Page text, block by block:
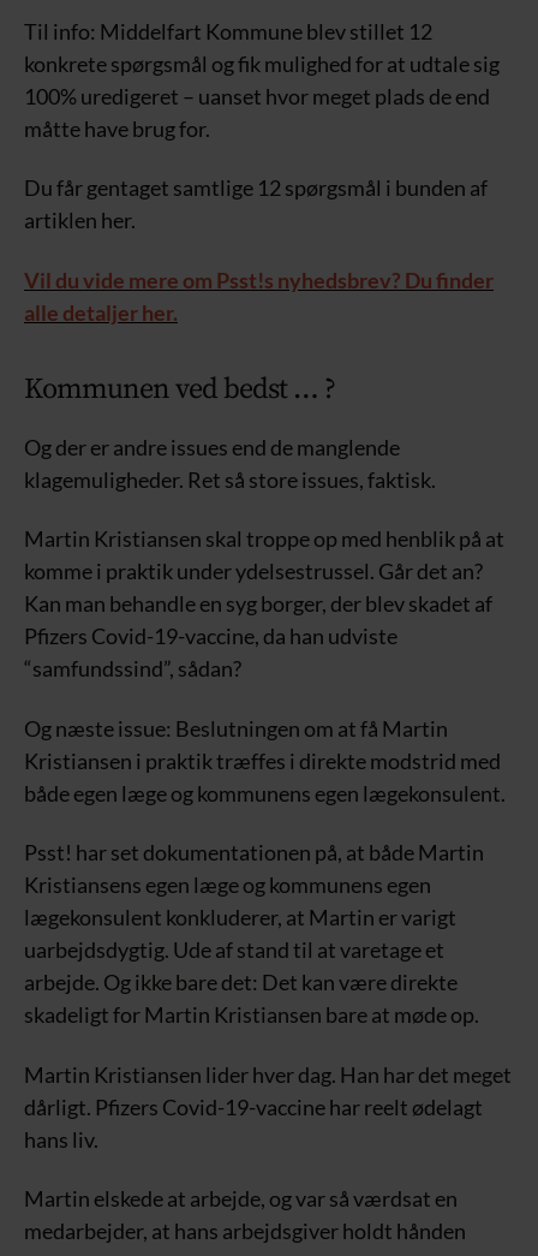
Til info: Middelfart Kommune blev stillet 12
konkrete spørgsmål og fik mulighed for at udtale sig
100% uredigeret – uanset hvor meget plads de end
måtte have brug for.
Du får gentaget samtlige 12 spørgsmål i bunden af
artiklen her.
Vil du vide mere om Psst!s nyhedsbrev? Du finder
alle detaljer her.
Kommunen ved bedst … ?
Og der er andre issues end de manglende
klagemuligheder. Ret så store issues, faktisk.
Martin Kristiansen skal troppe op med henblik på at
komme i praktik under ydelsestrussel. Går det an?
Kan man behandle en syg borger, der blev skadet af
Pfizers Covid-19-vaccine, da han udviste
“samfundssind”, sådan?
Og næste issue: Beslutningen om at få Martin
Kristiansen i praktik træffes i direkte modstrid med
både egen læge og kommunens egen lægekonsulent.
Psst! har set dokumentationen på, at både Martin
Kristiansens egen læge og kommunens egen
lægekonsulent konkluderer, at Martin er varigt
uarbejdsdygtig. Ude af stand til at varetage et
arbejde. Og ikke bare det: Det kan være direkte
skadeligt for Martin Kristiansen bare at møde op.
Martin Kristiansen lider hver dag. Han har det meget
dårligt. Pfizers Covid-19-vaccine har reelt ødelagt
hans liv.
Martin elskede at arbejde, og var så værdsat en
medarbejder, at hans arbejdsgiver holdt hånden